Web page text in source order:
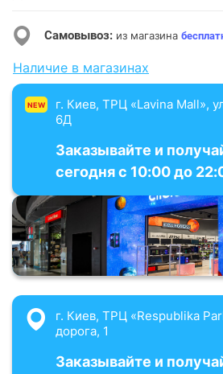
Самовывоз: из магазина
Наличие в магазинах
NEW
г. Киев, ТРЦ «Lavina Mall»,
6Д
Заказывайте и
сегодня с 10:00 до
г. Киев, ТРЦ «Respublika
дорога, 1
Заказывайте и